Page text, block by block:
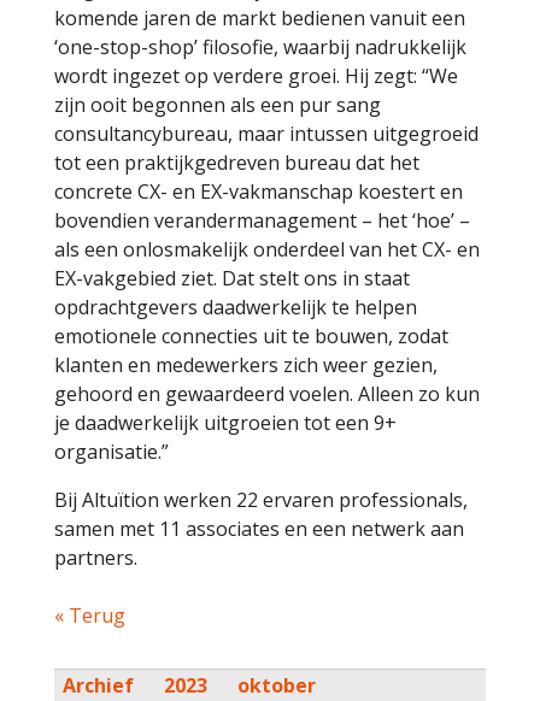
komende jaren de markt bedienen vanuit een
‘one-stop-shop’ filosofie, waarbij nadrukkelijk
wordt ingezet op verdere groei. Hij zegt: “We
zijn ooit begonnen als een pur sang
consultancybureau, maar intussen uitgegroeid
tot een praktijkgedreven bureau dat het
concrete CX- en EX-vakmanschap koestert en
bovendien verandermanagement – het ‘hoe’ –
als een onlosmakelijk onderdeel van het CX- en
EX-vakgebied ziet. Dat stelt ons in staat
opdrachtgevers daadwerkelijk te helpen
emotionele connecties uit te bouwen, zodat
klanten en medewerkers zich weer gezien,
gehoord en gewaardeerd voelen. Alleen zo kun
je daadwerkelijk uitgroeien tot een 9+
organisatie.”
Bij Altuïtion werken 22 ervaren professionals,
samen met 11 associates en een netwerk aan
partners.
« Terug
Archief 2023 oktober